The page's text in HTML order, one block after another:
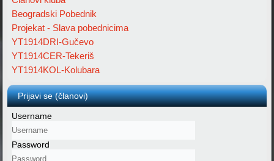
Beogradski Pobednik
Projekat - Slava pobednicima
YT1914DRI-Gučevo
YT1914CER-Tekeriš
YT1914KOL-Kolubara
Prijavi se (članovi)
Username
Password